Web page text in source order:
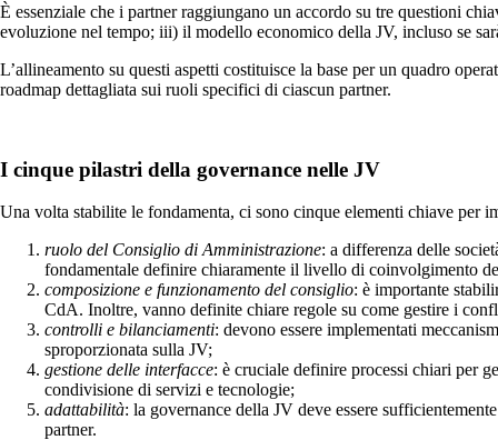
È essenziale che i partner raggiungano un accordo su tre questioni
evoluzione nel tempo; iii) il modello economico della JV, incluso se
L’allineamento su questi aspetti costituisce la base per un quadro
roadmap dettagliata sui ruoli specifici di ciascun partner.
I cinque pilastri della governance nelle JV
Una volta stabilite le fondamenta, ci sono cinque elementi chiave per
ruolo del Consiglio di Amministrazione: a differenza delle
fondamentale definire chiaramente il livello di coinvolgimento
composizione e funzionamento del consiglio: è importante
CdA. Inoltre, vanno definite chiare regole su come gestire i
controlli e bilanciamenti: devono essere implementati
sproporzionata sulla JV;
gestione delle interfacce: è cruciale definire processi chiari per
condivisione di servizi e tecnologie;
adattabilità: la governance della JV deve essere
partner.